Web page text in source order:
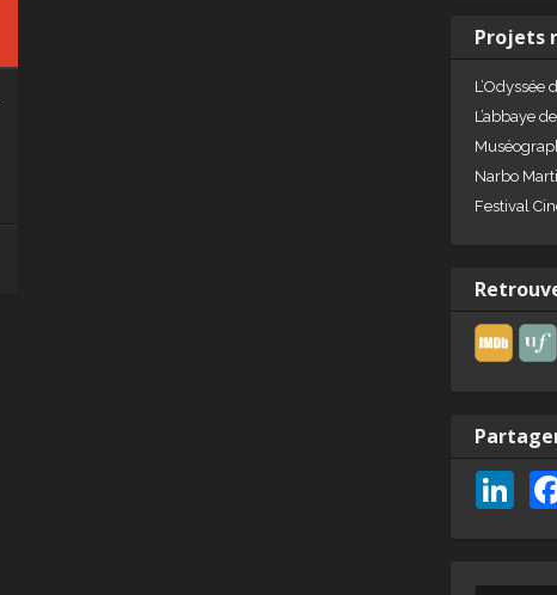
Projets
L’Odyssée
L’abbaye
Narbo
Festival
Li